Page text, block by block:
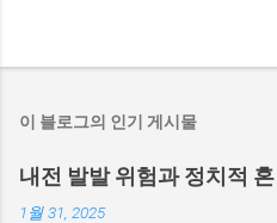
이 블로그의 인기 게시물
내전 발발 위험과 정치적
1월 31, 2025